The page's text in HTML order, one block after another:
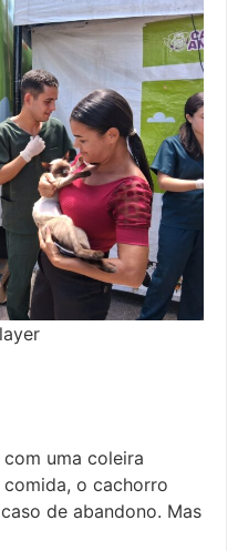
uma coleira
o cachorro
de abandono. Mas